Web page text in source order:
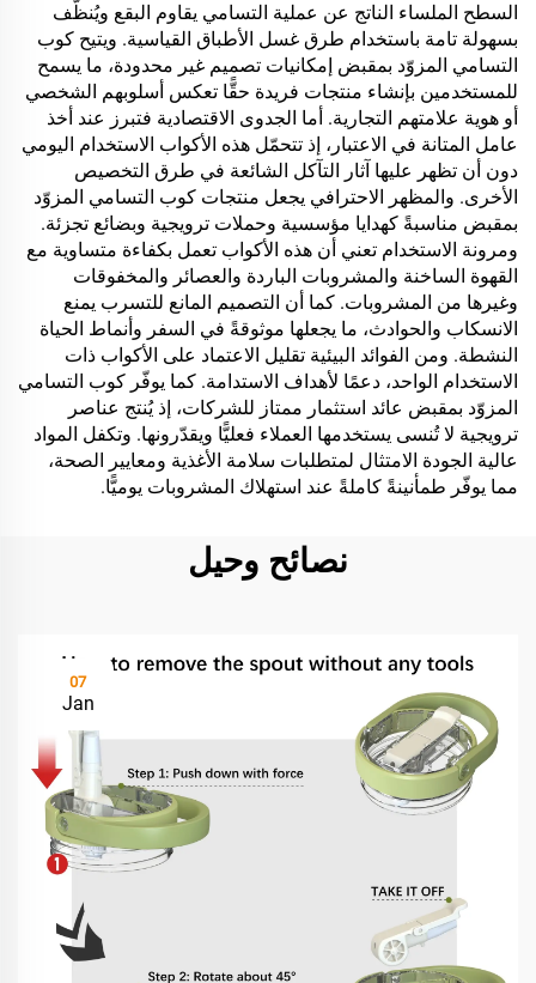
السطح الملساء الناتج عن عملية التسامي يقاوم البقع ويُنظّف
بسهولة تامة باستخدام طرق غسل الأطباق القياسية. ويتيح كوب
التسامي المزوّد بمقبض إمكانيات تصميم غير محدودة، ما يسمح
للمستخدمين بإنشاء منتجات فريدة حقًّا تعكس أسلوبهم الشخصي
أو هوية علامتهم التجارية. أما الجدوى الاقتصادية فتبرز عند أخذ
عامل المتانة في الاعتبار، إذ تتحمّل هذه الأكواب الاستخدام اليومي
دون أن تظهر عليها آثار التآكل الشائعة في طرق التخصيص
الأخرى. والمظهر الاحترافي يجعل منتجات كوب التسامي المزوّد
بمقبض مناسبةً كهدايا مؤسسية وحملات ترويجية وبضائع تجزئة.
ومرونة الاستخدام تعني أن هذه الأكواب تعمل بكفاءة متساوية مع
القهوة الساخنة والمشروبات الباردة والعصائر والمخفوقات
وغيرها من المشروبات. كما أن التصميم المانع للتسرب يمنع
الانسكاب والحوادث، ما يجعلها موثوقةً في السفر وأنماط الحياة
النشطة. ومن الفوائد البيئية تقليل الاعتماد على الأكواب ذات
الاستخدام الواحد، دعمًا لأهداف الاستدامة. كما يوفّر كوب التسامي
المزوّد بمقبض عائد استثمار ممتاز للشركات، إذ يُنتج عناصر
ترويجية لا تُنسى يستخدمها العملاء فعليًّا ويقدّرونها. وتكفل المواد
عالية الجودة الامتثال لمتطلبات سلامة الأغذية ومعايير الصحة،
مما يوفّر طمأنينةً كاملةً عند استهلاك المشروبات يوميًّا.
نصائح وحيل
07
Jan